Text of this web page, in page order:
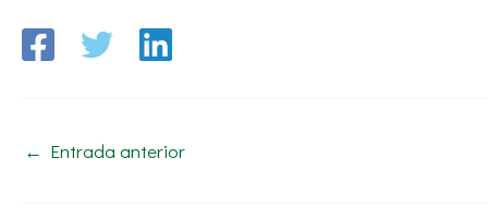
← Entrada anterior